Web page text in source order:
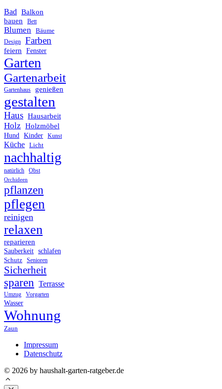
Bad
Balkon
bauen
Bett
Blumen Bäume
Design Farben
feiern Fenster
Garten
Gartenarbeit
Gartenhaus genießen
gestalten
Haus Hausarbeit
Holz Holzmöbel
Hund Kinder Kunst
Küche Licht
nachhaltig
natürlich Obst
Orchideen
pflanzen
pflegen
reinigen
relaxen
reparieren
Sauberkeit schlafen
Schutz Senioren
Sicherheit
sparen Terrasse
Umzug Vorgarten
Wasser
Wohnung
Zaun
Impressum
Datenschutz
© 2026 by haushalt-garten-ratgeber.de